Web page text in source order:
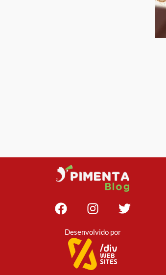
Desenvolvido por